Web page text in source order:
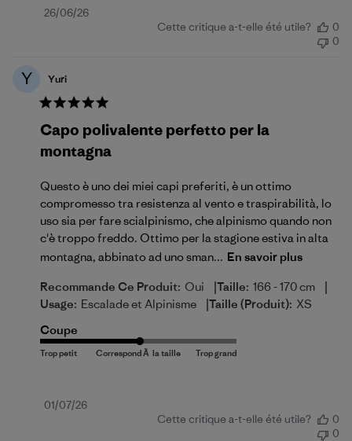
Date
26/06/26
Cette critique a-t-elle été utile?
0
0
Y Yuri
Capo polivalente perfetto per la
montagna
Questo è uno dei miei capi preferiti, è un ottimo
compromesso tra resistenza al vento e traspirabilità, lo
uso sia per fare scialpinismo, che alpinismo quando non
c'è troppo freddo. Ottimo per la stagione estiva in alta
montagna, abbinato ad uno sman... En savoir plus
Recommande Ce Produit: Oui |Taille: 166 - 170 cm |
Usage: Escalade et Alpinisme |Taille (produit): XS
Coupe
Date
01/07/26
Cette critique a-t-elle été utile?
0
0